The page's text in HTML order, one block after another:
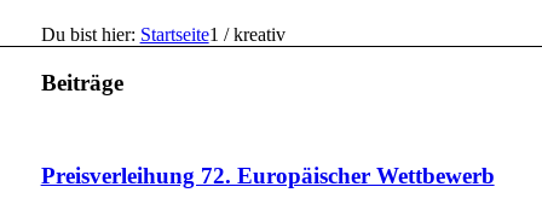
Du bist hier: Startseite1 / kreativ
Beiträge
Preisverleihung 72. Europäischer Wettbewerb